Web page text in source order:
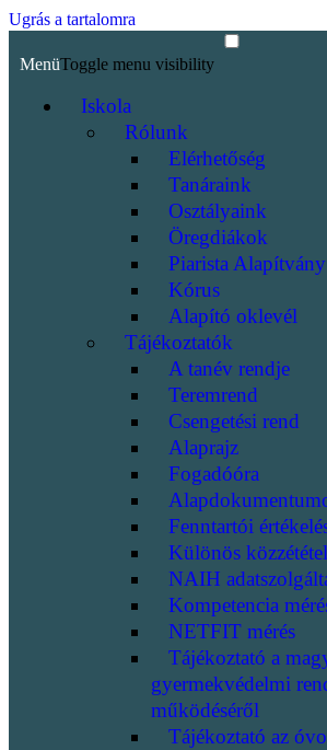
Ugrás a tartalomra
MenüToggle menu visibility
Iskola
Rólunk
Elérhetőség
Tanáraink
Osztályaink
Öregdiákok
Piarista Alapítvány
Kórus
Alapító oklevél
Tájékoztatók
A tanév rendje
Teremrend
Csengetési rend
Alaprajz
Fogadóóra
Fenntartói
Különös
NAIH
Kompetencia
NETFIT mérés
Tájékoztató a
gyermekvédelmi
működéséről
Tájékoztató az